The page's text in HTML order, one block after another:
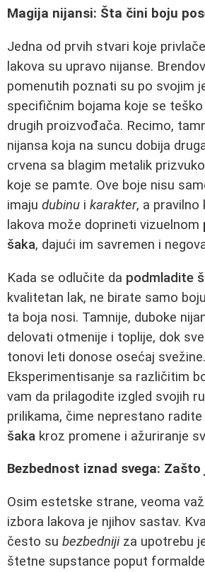
Magija nijansi: Šta čini boju
Jedna od prvih stvari koje
lakova su upravo nijanse.
pomenutih poznati su po svojim
specifičnim bojama koje se
drugih proizvođača. Recimo,
nijansa koja na suncu dobija
crvena sa blagim metalik
koje se pamte. Ove boje nisu
imaju dubinu i karakter, a pravilno
lakova može doprineti vizuelnom
šaka, dajući im savremen i
Kada se odlučite da podmladite
kvalitetan lak, ne birate samo
ta boja nosi. Tamnije, duboke
delovati otmenije i toplije, dok
tonovi leti donose osećaj svežine.
Eksperimentisanje sa različitim
vam da prilagodite izgled svojih
prilikama, čime neprestano radite
šaka kroz promene i ažuriranje
Bezbednost iznad svega:
Osim estetske strane, veoma
izbora lakova je njihov sastav.
često su bezbednijiza upotrebu
štetne supstance poput